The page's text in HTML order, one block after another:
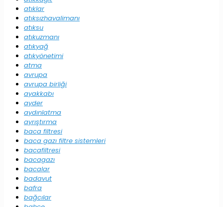
atıklar
atıksızhavalimanı
atıksu
atıkuzmanı
atıkyağ
atıkyönetimi
atma
avrupa
avrupa birliği
ayakkabı
ayder
aydınlatma
ayrıştırma
baca filtresi
baca gazı filtre sistemleri
bacafiltresi
bacagazı
bacalar
badavut
bafra
bağcılar